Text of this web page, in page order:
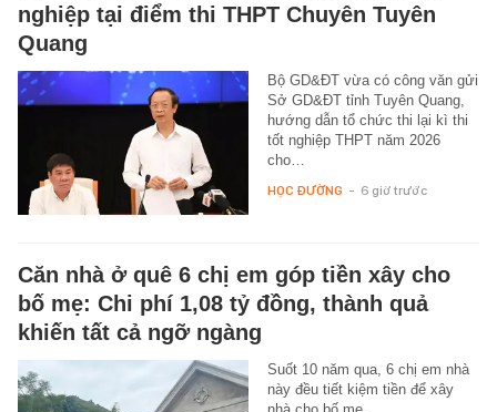
nghiệp tại điểm thi THPT Chuyên Tuyên
Quang
Bộ GD&ĐT vừa có công văn gửi
Sở GD&ĐT tỉnh Tuyên Quang,
hướng dẫn tổ chức thi lại kì thi
tốt nghiệp THPT năm 2026
cho…
HỌC ĐƯỜNG - 6 giờ trước
Căn nhà ở quê 6 chị em góp tiền xây cho
bố mẹ: Chi phí 1,08 tỷ đồng, thành quả
khiến tất cả ngỡ ngàng
Suốt 10 năm qua, 6 chị em nhà
này đều tiết kiệm tiền để xây